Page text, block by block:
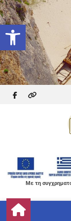
Ανοίξτε
Skip
to
content
facebook
Με τη